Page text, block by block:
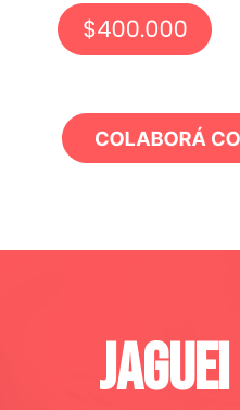
JAGUEI